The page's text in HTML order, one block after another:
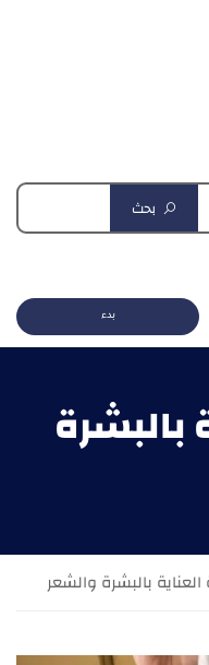
بحث
بدء
بالبشرة
بالبشرة والشعر